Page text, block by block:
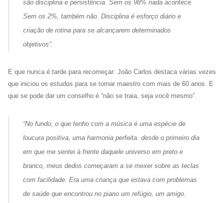
são disciplina e persistência. Sem os 98% nada acontece.
Sem os 2%, também não. Disciplina é esforço diário e
criação de rotina para se alcançarem determinados
objetivos”.
E que nunca é tarde para recomeçar: João Carlos destaca várias vezes
que iniciou os estudos para se tornar maestro com mais de 60 anos. E
que se pode dar um conselho é “não se traia, seja você mesmo”.
“No fundo, o que tenho com a música é uma espécie de
loucura positiva, uma harmonia perfeita. desde o primeiro dia
em que me sentei à frente daquele universo em preto e
branco, meus dedos começaram a se mexer sobre as teclas
com facilidade. Era uma criança que estava com problemas
de saúde que encontrou no piano um refúgio, um amigo.